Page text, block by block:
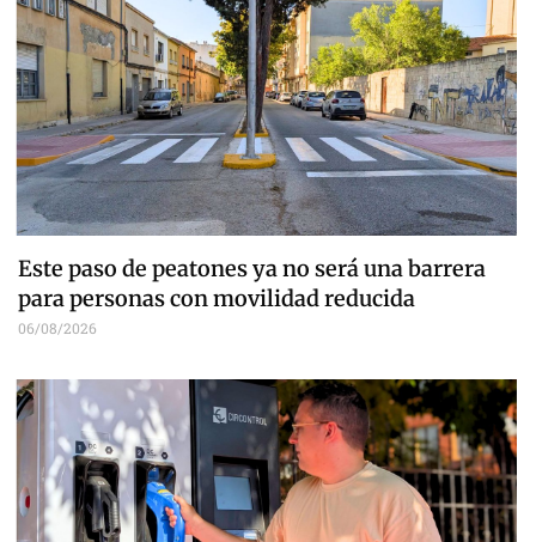
Este paso de peatones ya no será una barrera
para personas con movilidad reducida
06/08/2026